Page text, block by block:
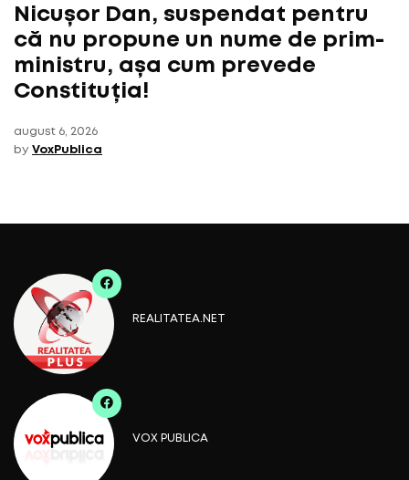
Nicușor Dan, suspendat pentru
că nu propune un nume de prim-
ministru, așa cum prevede
Constituția!
august 6, 2026
by VoxPublica
REALITATEA.NET
VOX PUBLICA